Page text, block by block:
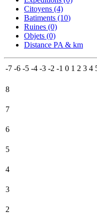
Citoyens (4)
Batiments (10)
Ruines (0)
Objets (0)
Distance PA & km
-7 -6 -5 -4 -3 -2 -1 0 1 2 3 4
8
7
6
5
4
3
2